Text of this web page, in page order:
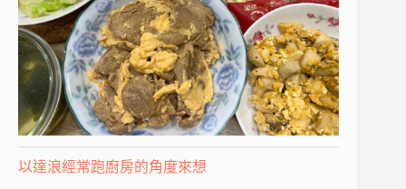
以達浪經常跑廚房的角度來想